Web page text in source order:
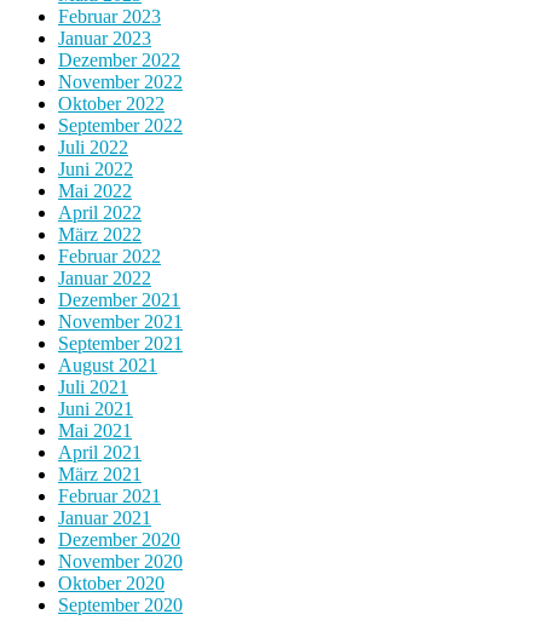
Februar 2023
Januar 2023
Dezember 2022
November 2022
Oktober 2022
September 2022
Juli 2022
Juni 2022
Mai 2022
April 2022
März 2022
Februar 2022
Januar 2022
Dezember 2021
November 2021
September 2021
August 2021
Juli 2021
Juni 2021
Mai 2021
April 2021
März 2021
Februar 2021
Januar 2021
Dezember 2020
November 2020
Oktober 2020
September 2020